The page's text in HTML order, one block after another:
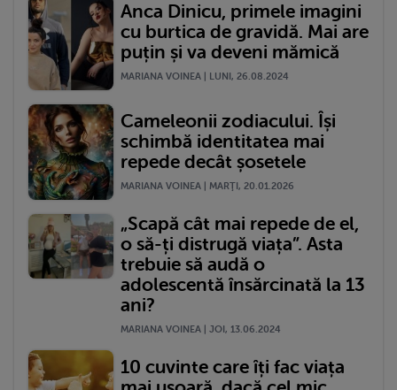
Anca Dinicu, primele imagini
cu burtica de gravidă. Mai are
puțin și va deveni mămică
MARIANA VOINEA | LUNI, 26.08.2024
Cameleonii zodiacului. Își
schimbă identitatea mai
repede decât șosetele
MARIANA VOINEA | MARŢI, 20.01.2026
„Scapă cât mai repede de el,
o să-ți distrugă viața”. Asta
trebuie să audă o
adolescentă însărcinată la 13
ani?
MARIANA VOINEA | JOI, 13.06.2024
10 cuvinte care îți fac viața